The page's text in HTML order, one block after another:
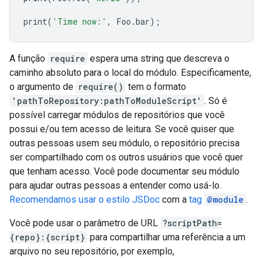
print( 'Time now:' , Foo .bar);
A função require espera uma string que descreva o
caminho absoluto para o local do módulo. Especificamente,
o argumento de require() tem o formato
'pathToRepository:pathToModuleScript' . Só é
possível carregar módulos de repositórios que você
possui e/ou tem acesso de leitura. Se você quiser que
outras pessoas usem seu módulo, o repositório precisa
ser compartilhado com os outros usuários que você quer
que tenham acesso. Você pode documentar seu módulo
para ajudar outras pessoas a entender como usá-lo.
Recomendamos usar o estilo JSDoc com a tag @module .
Você pode usar o parâmetro de URL ?scriptPath=
{repo}:{script} para compartilhar uma referência a um
arquivo no seu repositório, por exemplo,